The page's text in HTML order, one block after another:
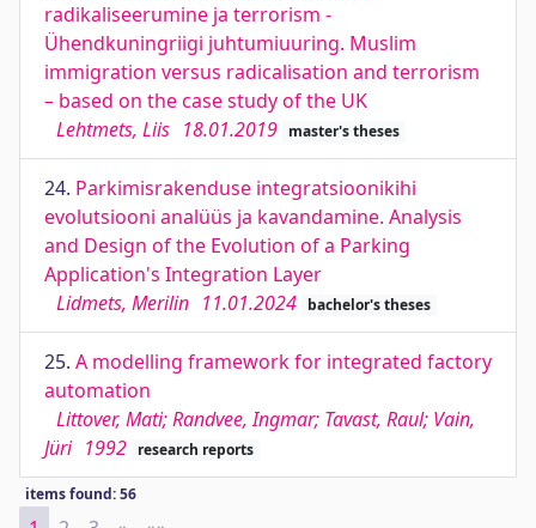
radikaliseerumine ja terrorism -
Ühendkuningriigi juhtumiuuring. Muslim
immigration versus radicalisation and terrorism
– based on the case study of the UK
Lehtmets, Liis 18.01.2019 master's theses
24. Parkimisrakenduse integratsioonikihi
evolutsiooni analüüs ja kavandamine. Analysis
and Design of the Evolution of a Parking
Application's Integration Layer
Lidmets, Merilin 11.01.2024 bachelor's theses
25. A modelling framework for integrated factory
automation
Littover, Mati; Randvee, Ingmar; Tavast, Raul; Vain,
Jüri 1992 research reports
items found: 56